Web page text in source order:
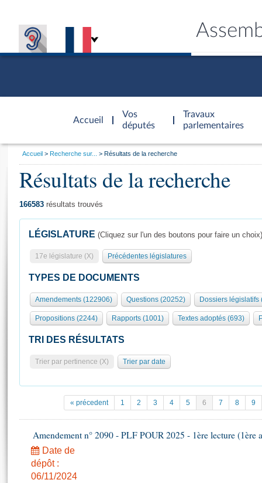
Accueil
d'accueil
Vos
députés
Travaux
parlementaires
Présidence
577 députés
Groupes politiques
Séance publique
Commissions et autres organes
Europe et International
Pétitions
Projets de loi
Propositions de loi
Amendements
Textes adoptés
Général
Rôle et pouvoirs de l'Assemblée
Organisation de l'Assemblée
Présidence Conférence des Présidents Bureau Collège des
Statistiques et chiffres clés
Documents de référence
( Constitution | Règlement de l'Assemblée ... )
Histoire
Juniors
Visiter l'Assemblée
Visite virtuelle du palais Bourbon
Assister à une séance
La Bibliothèque
Contacts et plan d'accès
Photos libres de droit
Vous
Accueil Recherche sur... Résultats de la recherche
Résultats de la recherche
166583 résultats trouvés
LÉGISLATURE (Cliquez sur l'un des boutons pour faire un choix)
17e législature (X) Précédentes législatures
TYPES DE DOCUMENTS
Amendements (122906) Questions (20252) Dossiers législatifs
Propositions (2244) Rapports (1001) Textes adoptés (693)
TRI DES RÉSULTATS
Trier par pertinence (X) Trier par date
« précedent 1 2 3 4 5 6 7 8 9
Amendement n° 2090 - PLF POUR 2025 - 1ère lecture (1ère
Date de
dépôt :
06/11/2024